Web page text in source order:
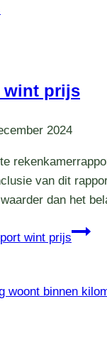
wint prijs
2024
van dit
dan het
wint prijs